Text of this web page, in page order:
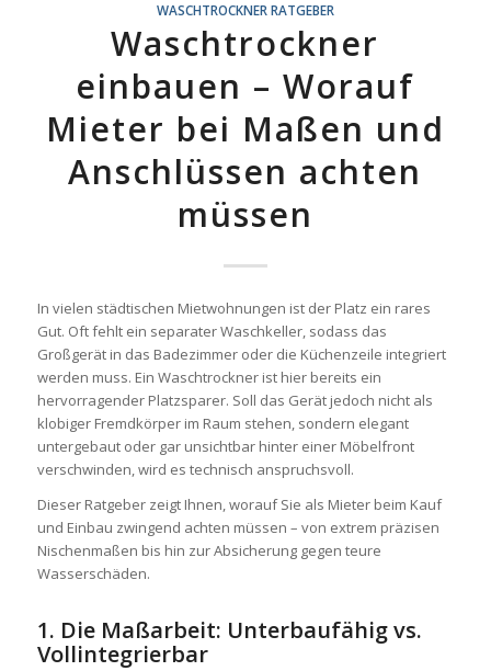
WASCHTROCKNER RATGEBER
Waschtrockner
einbauen – Worauf
Mieter bei Maßen und
Anschlüssen achten
müssen
In vielen städtischen Mietwohnungen ist der Platz ein rares
Gut. Oft fehlt ein separater Waschkeller, sodass das
Großgerät in das Badezimmer oder die Küchenzeile integriert
werden muss. Ein Waschtrockner ist hier bereits ein
hervorragender Platzsparer. Soll das Gerät jedoch nicht als
klobiger Fremdkörper im Raum stehen, sondern elegant
untergebaut oder gar unsichtbar hinter einer Möbelfront
verschwinden, wird es technisch anspruchsvoll.
Dieser Ratgeber zeigt Ihnen, worauf Sie als Mieter beim Kauf
und Einbau zwingend achten müssen – von extrem präzisen
Nischenmaßen bis hin zur Absicherung gegen teure
Wasserschäden.
1. Die Maßarbeit: Unterbaufähig vs.
Vollintegrierbar